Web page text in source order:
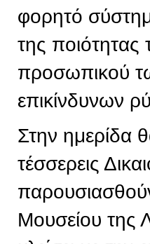
φορητό
της
προσωπικού
επικίνδυνων
Στην ημερίδα
τέσσερεις
Μουσείου της